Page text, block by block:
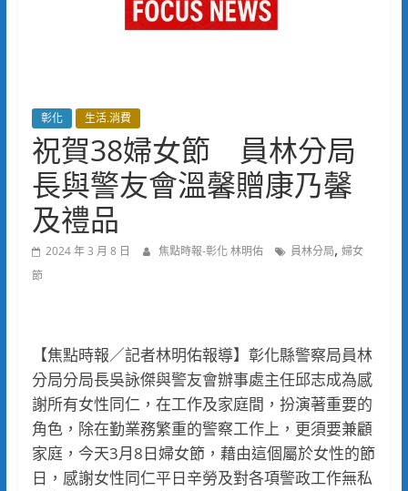
彰化 生活.消費
祝賀38婦女節 員林分局
長與警友會溫馨贈康乃馨
及禮品
2024 年 3 月 8 日 焦點時報-彰化 林明佑 員林分局, 婦女
節
【焦點時報／記者林明佑報導】彰化縣警察局員林
分局分局長吳詠傑與警友會辦事處主任邱志成為感
謝所有女性同仁，在工作及家庭間，扮演著重要的
角色，除在勤業務繁重的警察工作上，更須要兼顧
家庭，今天3月8日婦女節，藉由這個屬於女性的節
日，感謝女性同仁平日辛勞及對各項警政工作無私